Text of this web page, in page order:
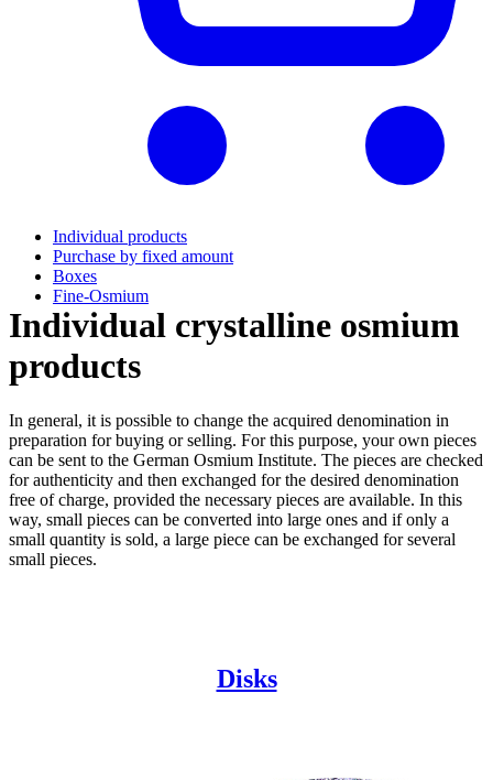
Individual products
Purchase by fixed amount
Boxes
Fine-Osmium
Individual crystalline osmium
products
In general, it is possible to change the acquired denomination in
preparation for buying or selling. For this purpose, your own pieces
can be sent to the German Osmium Institute. The pieces are checked
for authenticity and then exchanged for the desired denomination
free of charge, provided the necessary pieces are available. In this
way, small pieces can be converted into large ones and if only a
small quantity is sold, a large piece can be exchanged for several
small pieces.
Disks